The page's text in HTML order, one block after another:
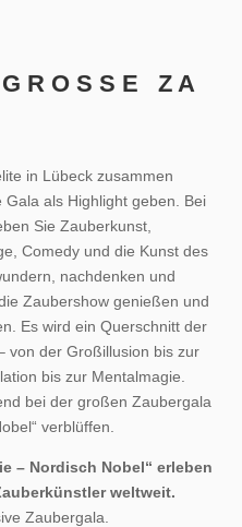
R O S S E Z A
in Lübeck zusammen
als Highlight geben. Bei
Sie Zauberkunst,
Comedy und die Kunst des
nachdenken und
Zaubershow genießen und
Es wird ein Querschnitt der
von der Großillusion bis zur
bis zur Mentalmagie.
bei der großen Zaubergala
verblüffen.
– Nordisch Nobel“ erleben
weltweit.
Zaubergala.